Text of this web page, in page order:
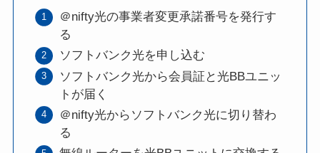
＠nifty光の事業者変更承諾番号を発行す
る
ソフトバンク光を申し込む
ソフトバンク光から会員証と光BBユニッ
トが届く
＠nifty光からソフトバンク光に切り替わ
る